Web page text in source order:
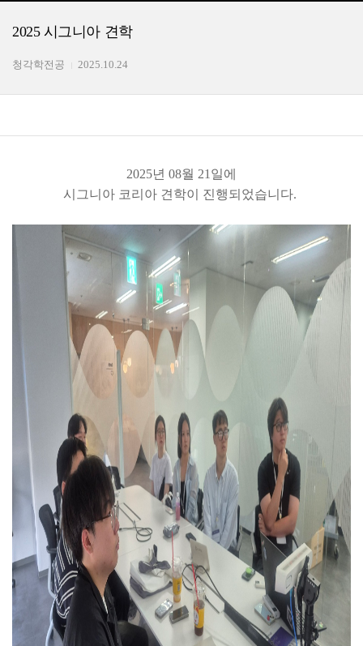
2025 시그니아 견학
청각학전공 2025.10.24
2025년 08월 21일에
시그니아 코리아 견학이 진행되었습니다.